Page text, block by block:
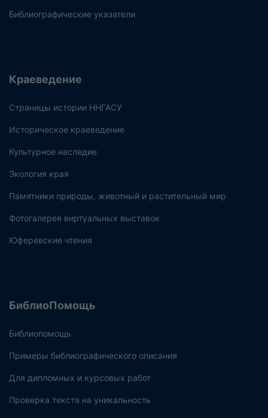
Библиографические указатели
Краеведение
Страницы истории ННГАСУ
Историческое краеведение
Культурное наследие
Экология края
Памятники природы, животный и растительный мир
Фотогалерея виртуальных выставок
Юферевские чтения
БиблиоПомощь
Библиопомощь
Примеры библиографического описания
Для дипломных и курсовых работ
Проверка текста на уникальность